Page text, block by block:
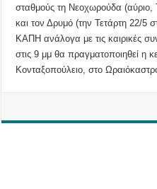
σταθμούς τη Νεοχωρούδα (αύριο,
και τον Δρυμό (την Τετάρτη 22/5
ΚΑΠΗ ανάλογα με τις καιρικές
στις 9 μμ θα πραγματοποιηθεί η
Κονταξοπούλειο, στο